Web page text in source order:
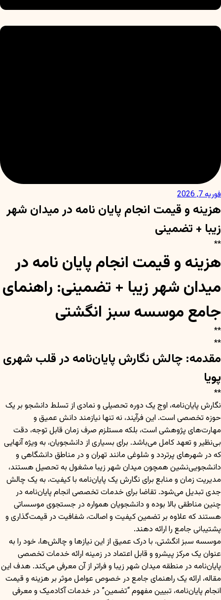
فوریه 7, 2026
هزینه و قیمت انجام پایان نامه در میدان شهر
زیبا + تضمینی
**
هزینه و قیمت انجام پایان نامه در
میدان شهر زیبا + تضمینی: راهنمای
جامع موسسه سبز انگشتی
**
**
مقدمه: چالش نگارش پایان‌نامه در قلب شهری
پویا
**
نگارش پایان‌نامه، اوج یک دوره تحصیلی و نمادی از تسلط دانشجو بر یک
حوزه تخصصی است. این فرآیند، نه تنها نیازمند دانش عمیق و
مهارت‌های پژوهشی است، بلکه مستلزم صرف زمان قابل توجه، دقت
بی‌نظیر و تعهد کامل می‌باشد. برای بسیاری از دانشجویان، به ویژه آنهایی
که در شهرهای پرتردد و شلوغی مانند تهران و در مناطق دانشگاهی و
دانشجویی‌نشین همچون میدان شهر زیبا مشغول به تحصیل هستند،
مدیریت زمان و منابع برای نگارش یک پایان‌نامه با کیفیت، به یک چالش
جدی تبدیل می‌شود. تقاضا برای خدمات تخصصی انجام پایان‌نامه در
چنین مناطقی بالا بوده و دانشجویان همواره در جستجوی موسساتی
هستند که علاوه بر تضمین کیفیت و اصالت، شفافیت در قیمت‌گذاری و
پشتیبانی جامع را ارائه دهند.
موسسه سبز انگشتی، با درک عمیق از این نیازها و چالش‌ها، خود را به
عنوان یک مرکز پیشرو و قابل اعتماد در زمینه ارائه خدمات تخصصی
پایان‌نامه در منطقه میدان شهر زیبا و فراتر از آن معرفی می‌کند. هدف این
مقاله، ارائه یک راهنمای جامع در خصوص عوامل موثر بر هزینه و قیمت
انجام پایان‌نامه، تبیین مفهوم “تضمین” در خدمات آکادمیک و معرفی